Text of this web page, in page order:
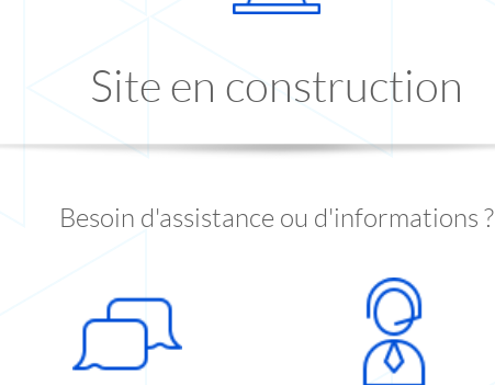
Site en construction
Besoin d'assistance ou d'informations ?